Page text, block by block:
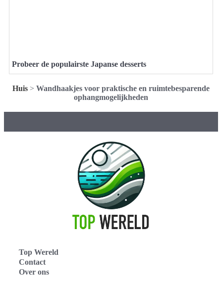
Probeer de populairste Japanse desserts
Huis > Wandhaakjes voor praktische en ruimtebesparende
ophangmogelijkheden
Top Wereld
Contact
Over ons